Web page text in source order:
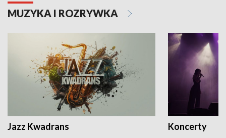
MUZYKA I ROZRYWKA
Jazz Kwadrans Koncerty